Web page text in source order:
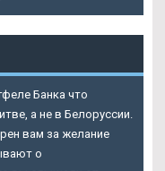
Банка что
а не в Белоруссии.
вам за желание
о